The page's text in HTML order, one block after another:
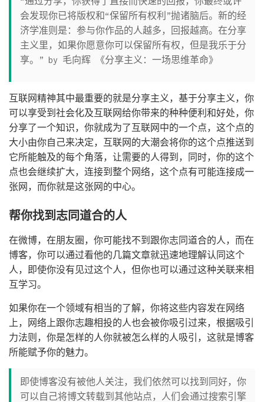
会发现你已将版权和“保留所有权利”抛诸脑后。新的经
济学准则是：参与你作品的人越多，回报越高。在分享
主义里，如果你愿意你可以保留所有权，但是我乐于分
享。” by 毛向辉 《分享主义：一场思维革命》
互联网精神其中最重要的就是分享主义，基于分享主义，你
可以享受到社会化及互联网给你带来的种种便利和好处，你
分享了一个知识，你就成为了互联网中的一个点，这个点的
大小由你自己来决定，互联网的大潮会将你的这个点推送到
它所能触及的每个角落，让需要的人得到，同时，你的这个
点也会继续扩大，连接到整个网络，这个点有可能连接成一
张网，而你就是这张网的中心。
帮你找到志同道合的人
在微博，在朋友圈，你可能找不到跟你志同道合的人，而在
博客，你可以通过看他的几篇文章就迅速地理解认同这个
人，即使你没有见过这个人，但你也可以通过这种关联来相
互学习。
如果你在一个领域有相当的了解，你将这些内容发在网络
上，网络上跟你志趣相投的人也会被你吸引过来，根据吸引
力法则，你是怎样的人你就被怎么样的人吸引，这就是博客
所能赋予你的魅力。
即使博客没有被他人关注，我们依然可以找到同好，你
可以自己将博文转载到其他站点，人们会通过搜索引擎